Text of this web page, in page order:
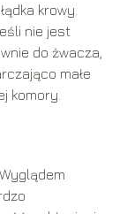
krowy.
nie jest
do żwacza,
małe
komory.